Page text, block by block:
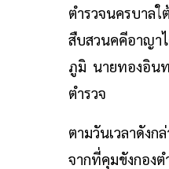
ตำรวจนครบาล
สืบสวนคคีอาญา
ภูมิ นายทองอินท
ตำรวจ
ตามวันเวลาดัง
จากที่คุมขังกองต